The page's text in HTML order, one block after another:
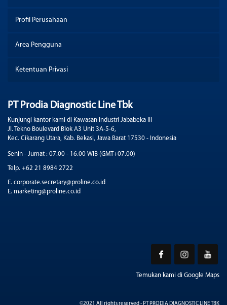
Profil Perusahaan
Area Pengguna
Ketentuan Privasi
PT Prodia Diagnostic Line Tbk
Kunjungi kantor kami di Kawasan Industri Jababeka III
Jl. Tekno Boulevard Blok A3 Unit 3A-5-6,
Kec. Cikarang Utara, Kab. Bekasi, Jawa Barat 17530 - Indonesia
Senin - Jumat : 07.00 - 16.00 WIB (GMT+07.00)
Telp. +62 21 8984 2722
E. corporate.secretary@proline.co.id
E. marketing@proline.co.id
Temukan kami di Google Maps
©2021 All rights reserved - PT PRODIA DIAGNOSTIC LINE TBK